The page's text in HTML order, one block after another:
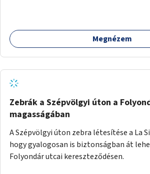
megismertessék őket a tánc jótékony
táncos aktivitások ingyenesMegnézem
Zebrák a Szépvölgyi úton a
magasságában
A Szépvölgyi úton zebra létesítése a La
hogy gyalogosan is biztonságban át
Folyondár utcai kereszteződésen.